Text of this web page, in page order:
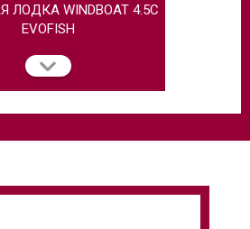
ЛОДКА WINDBOAT 4.5C
EVOFISH